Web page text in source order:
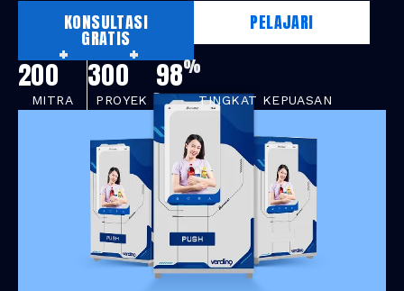
KONSULTASI
GRATIS
PELAJARI
200
+
MITRA
300
+
PROYEK
98%
TINGKAT KEPUASAN